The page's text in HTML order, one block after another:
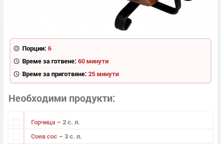
Порции: 6
Време за готвене: 60 минути
Време за приготвяне: 25 минути
Необходими продукти
Горчица – 2 с. л.
Соев сос – 3 с. л.